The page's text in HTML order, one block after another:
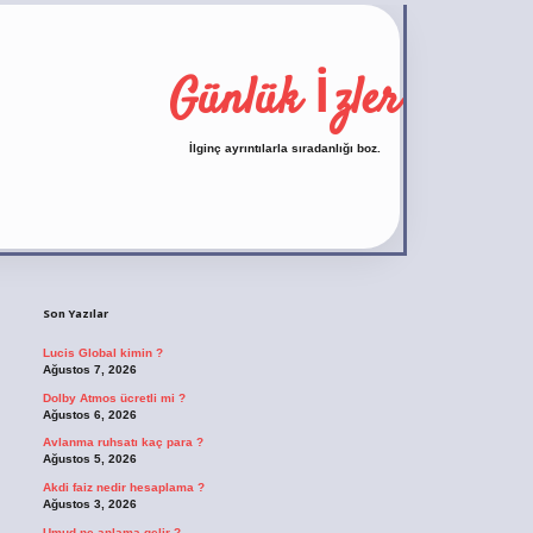
Günlük İzler
İlginç ayrıntılarla sıradanlığı boz.
Son Yazılar
Lucis Global kimin ?
Ağustos 7, 2026
Dolby Atmos ücretli mi ?
Ağustos 6, 2026
Avlanma ruhsatı kaç para ?
Ağustos 5, 2026
Akdi faiz nedir hesaplama ?
Ağustos 3, 2026
https://ilbet.casino/